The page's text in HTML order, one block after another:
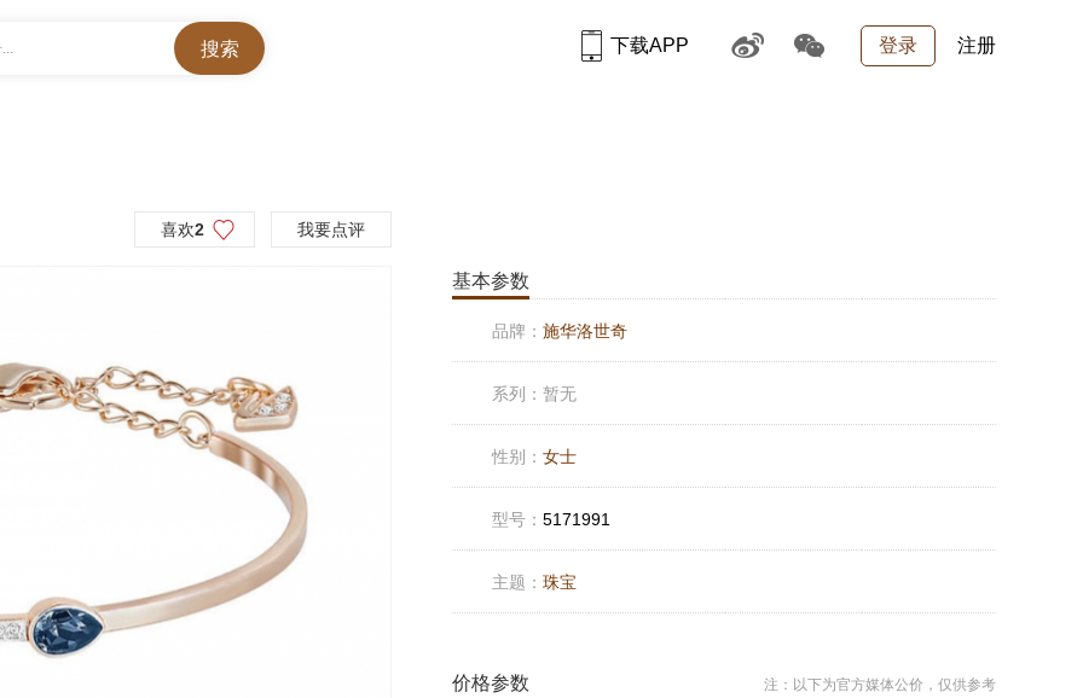
登录 注册
下载APP
喜欢2 我要点评
基本参数
品牌： 施华洛世奇
系列： 暂无
性别： 女士
型号： 5171991
主题： 珠宝
价格参数 注：以下为官方媒体公价，仅供参考